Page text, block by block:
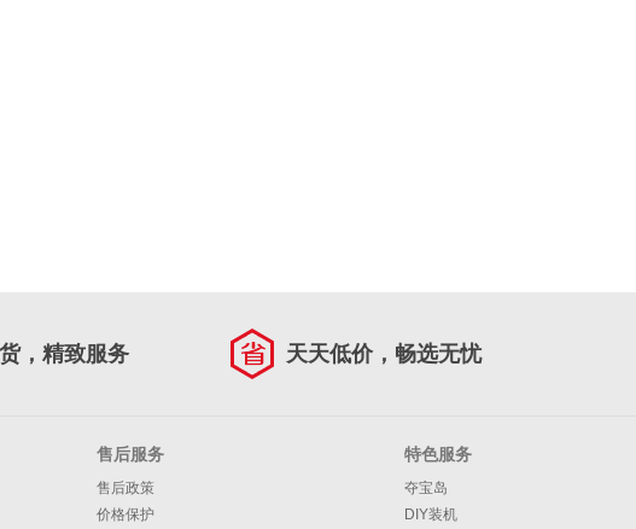
，精致服务 天天低价，畅选无忧
售后服务
售后政策
价格保护
特色服务
夺宝岛
DIY装机